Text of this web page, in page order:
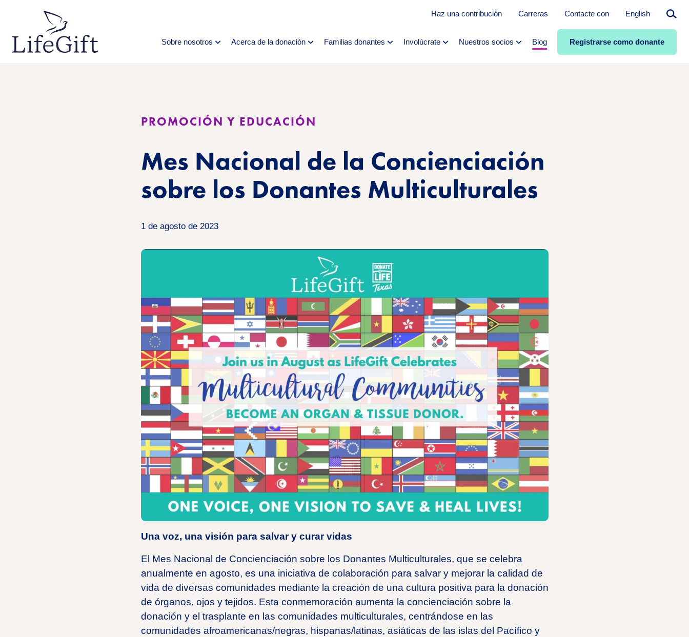
Sobre nosotros
Acerca de la donación Familias donantes Involúcrate Nuestros socios Blog Registrarse como donante
Haz una contribución Carreras Contacte con English
en
PROMOCIÓN Y EDUCACIÓN
Mes Nacional de la Concienciación
sobre los Donantes Multiculturales
1 de agosto de 2023
Una voz, una visión para salvar y curar vidas
El Mes Nacional de Concienciación sobre los Donantes Multiculturales, que se celebra
anualmente en agosto, es una iniciativa de colaboración para salvar y mejorar la calidad de
vida de diversas comunidades mediante la creación de una cultura positiva para la donación
de órganos, ojos y tejidos. Esta conmemoración aumenta la concienciación sobre la
donación y el trasplante en las comunidades multiculturales, centrándose en las
comunidades afroamericanas/negras, hispanas/latinas, asiáticas de las islas del Pacífico y